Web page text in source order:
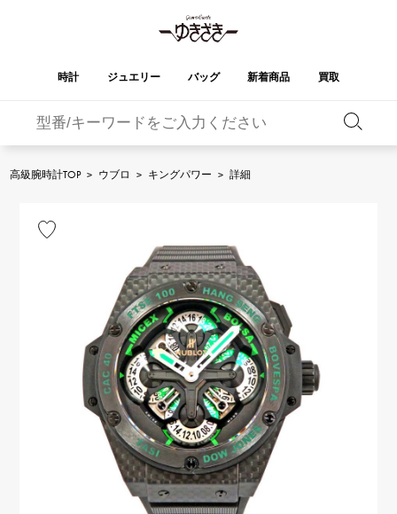
時計 ジュエリー バッグ 新着商品 買取
ランゲ＆ゾーネ
PATEK PHILIPPE
パテック・フィリップ
IWC
IWC
FRANCK MULLER
フランク・ミュラー
RICHARD MILLE
リシャール・ミル
VACHERON
CONSTANTIN
ヴァシュロン・コンスタ
ンタン
PANERAI
パネライ
AUDEMARS PIGUET
オーデマ・ピゲ
JAEGER LE COULTRE
ジャガー・ルクルト
Cartier
カルティエ
YUKIZAKI
ジュエリー
ジュエリー
NOMBRE
ノンブル
NOMBRE putite
ノンブルプティ
ALPHA
アルファ
ALPHA putite
アルファプティ
eclat
エクラ
RICH CROSS
リッチクロス
TwinPinky
ツインピンキー
ANGLER
アングラー
ETERNITY
エタニティ
HIMAWARI YUKIZAKI BACHIKAN
ゆきざき バチカン
バーキン オータクロア
チャーム
その他
エルメスバッグ
高級腕時計TOP > ウブロ > キングパワー > 詳細